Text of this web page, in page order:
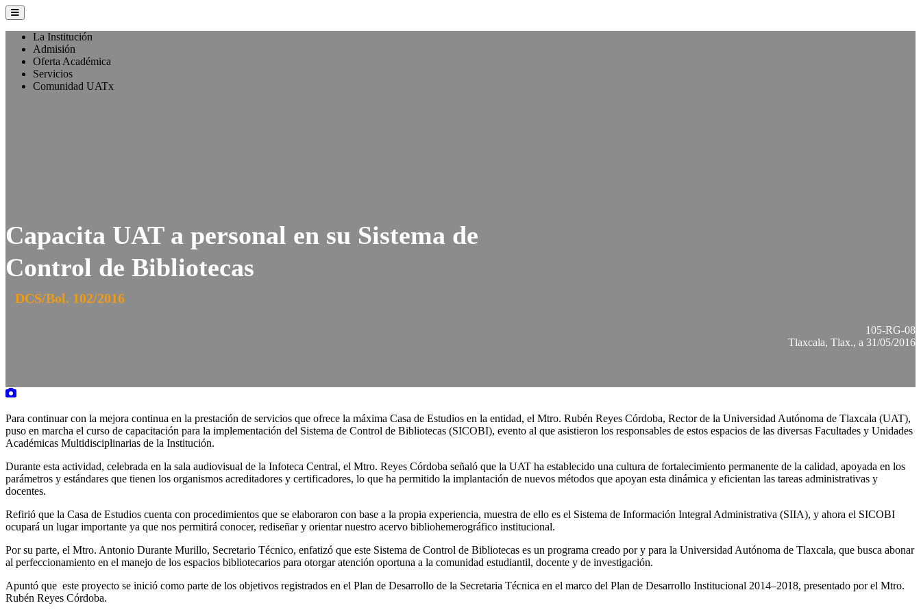
La Institución
Admisión
Oferta Académica
Servicios
Comunidad UATx
Capacita UAT a personal en su Sistema de
Control de Bibliotecas
DCS/Bol. 102/2016
105-RG-08
Tlaxcala, Tlax., a 31/05/2016
Para continuar con la mejora continua en la prestación de servicios que ofrece la máxima Casa de Estudios en la entidad, el Mtro. Rubén Reyes Córdoba, Rector de la Universidad Autónoma de Tlaxcala (UAT),
puso en marcha el curso de capacitación para la implementación del Sistema de Control de Bibliotecas (SICOBI), evento al que asistieron los responsables de estos espacios de las diversas Facultades y Unidades
Académicas Multidisciplinarias de la Institución.
Durante esta actividad, celebrada en la sala audiovisual de la Infoteca Central, el Mtro. Reyes Córdoba señaló que la UAT ha establecido una cultura de fortalecimiento permanente de la calidad, apoyada en los
parámetros y estándares que tienen los organismos acreditadores y certificadores, lo que ha permitido la implantación de nuevos métodos que apoyan esta dinámica y eficientan las tareas administrativas y
docentes.
Refirió que la Casa de Estudios cuenta con procedimientos que se elaboraron con base a la propia experiencia, muestra de ello es el Sistema de Información Integral Administrativa (SIIA), y ahora el SICOBI
ocupará un lugar importante ya que nos permitirá conocer, rediseñar y orientar nuestro acervo bibliohemerográfico institucional.
Por su parte, el Mtro. Antonio Durante Murillo, Secretario Técnico, enfatizó que este Sistema de Control de Bibliotecas es un programa creado por y para la Universidad Autónoma de Tlaxcala, que busca abonar
al perfeccionamiento en el manejo de los espacios bibliotecarios para otorgar atención oportuna a la comunidad estudiantil, docente y de investigación.
Apuntó que este proyecto se inició como parte de los objetivos registrados en el Plan de Desarrollo de la Secretaria Técnica en el marco del Plan de Desarrollo Institucional 2014–2018, presentado por el Mtro.
Rubén Reyes Córdoba.